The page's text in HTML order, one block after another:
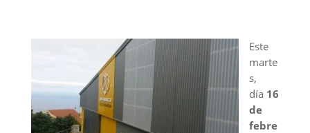
Este
marte
s,
día 16
de
febre